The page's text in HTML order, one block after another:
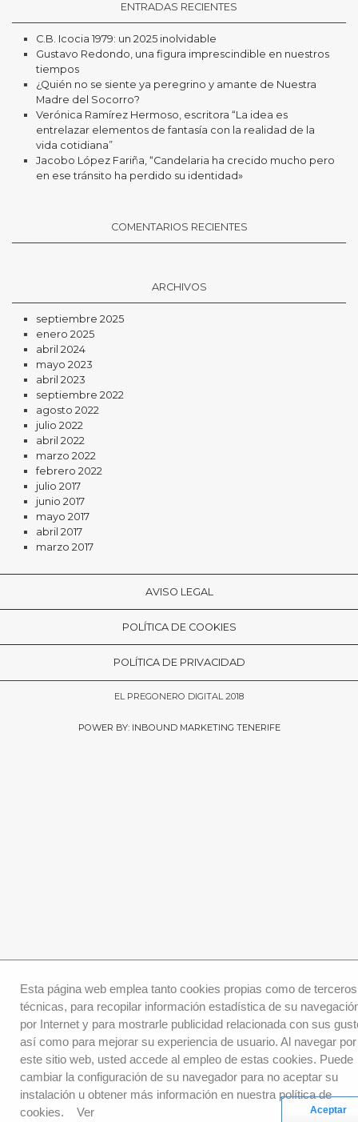
ENTRADAS RECIENTES
C.B. Icocia 1979: un 2025 inolvidable
Gustavo Redondo, una figura imprescindible en nuestros
tiempos
¿Quién no se siente ya peregrino y amante de Nuestra
Madre del Socorro?
Verónica Ramírez Hermoso, escritora “La idea es
entrelazar elementos de fantasía con la realidad de la
vida cotidiana”
Jacobo López Fariña, “Candelaria ha crecido mucho pero
en ese tránsito ha perdido su identidad»
COMENTARIOS RECIENTES
ARCHIVOS
septiembre 2025
enero 2025
abril 2024
mayo 2023
abril 2023
septiembre 2022
agosto 2022
julio 2022
abril 2022
marzo 2022
febrero 2022
julio 2017
junio 2017
mayo 2017
abril 2017
marzo 2017
AVISO LEGAL
POLÍTICA DE COOKIES
POLÍTICA DE PRIVACIDAD
EL PREGONERO DIGITAL 2018
POWER BY: INBOUND MARKETING TENERIFE
Esta página web emplea tanto cookies propias como de terceros
técnicas, para recopilar información estadística de su
por Internet y para mostrarle publicidad relacionada con sus
así como para mejorar su experiencia de usuario. Al navegar por
este sitio web, usted accede al empleo de estas cookies. Puede
cambiar la configuración de su navegador para no aceptar su
instalación u obtener más información en nuestra política de
cookies. Ver Aceptar